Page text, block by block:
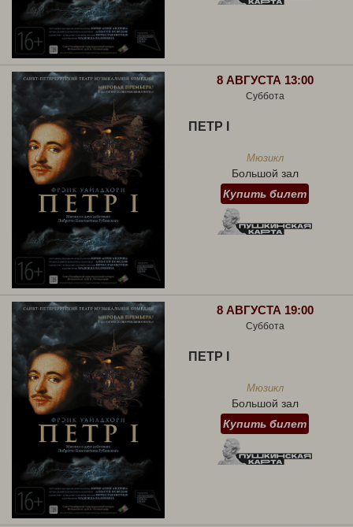
8 АВГУСТА 13:00
Суббота
ПЕТР I
Мюзикл
Большой зал
Купить билет
8 АВГУСТА 19:00
Суббота
ПЕТР I
Мюзикл
Большой зал
Купить билет